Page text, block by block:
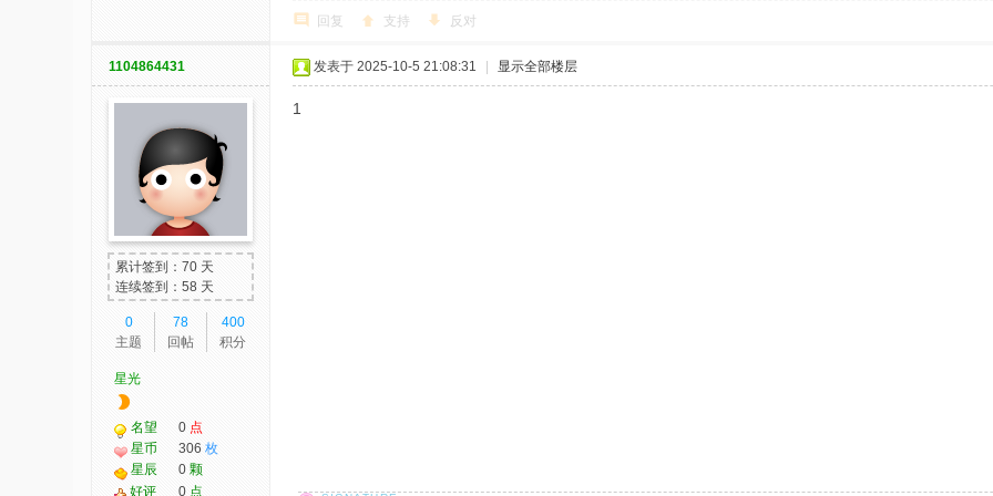
回复 支持 反对
1104864431
累计签到：70 天
连续签到：58 天
0
主题
78
回帖
400
积分
星光
名望 0 点
星币
306 枚
星辰
0 颗
好评
0 点
发表于 2025-10-5 21:08:31 显示全部楼层
1